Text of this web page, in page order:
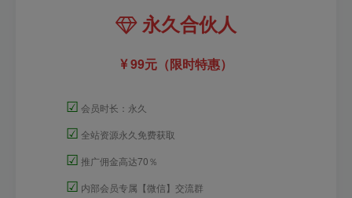
永久合伙人
99元（限时特惠）
☑ 会员时长：永久
☑ 全站资源永久免费获取
☑ 推广佣金高达70％
☑ 内部会员专属【微信】交流群